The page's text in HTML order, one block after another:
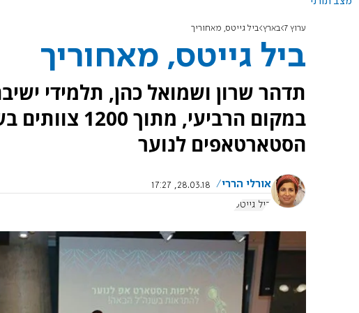
ערוץ 7 בארץ ביל גייטס, מאחוריך
ביל גייטס, מאחוריך
תדהר שרון ושמואל כהן, תלמידי
במקום הרביעי,
הסטארטאפים לנוער
אורלי הררי
28.03.18, 17:27
ביל גייטס